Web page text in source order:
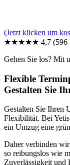
(Jetzt klicken um
★★★★★ 4,7 (596
Gehen Sie los? Mit
Flexible
Gestalten Sie
Gestalten Sie Ihren
Flexibilität. Bei
ein Umzug eine
Daher verbinden wir
so reibungslos wie
Zuverlässigkeit und